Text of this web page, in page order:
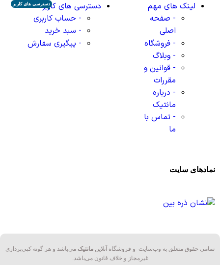
لینک های مهم
- صفحه
اصلی
- فروشگاه
- وبلاگ
- قوانین و
مقررات
- درباره
مانتیک
- تماس با
ما
دسترسی های کاربردسترسی های کاربر
- حساب کاربری
- سبد خرید
- پیگیری سفارش
نمادهای سایت
تمامی حقوق متعلق به وب‌سایت و فروشگاه‌ آنلاین مانتیک می‌باشد و هر گونه کپی‌برداری
غیرمجاز و خلاف قانون می‌باشد.